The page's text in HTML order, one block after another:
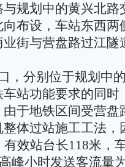
规划中的黄兴北路
布设，车站东西两
街与营盘路过江隧
分别位于规划中
站功能要求的同时
于地铁区间受营盘
体过站施工工法，
效站台长118米，
峰小时发送客流量